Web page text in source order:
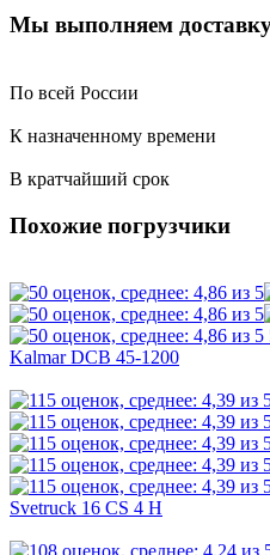
Мы выполняем
По всей России
К назначенному времени
В кратчайший срок
Похожие погрузчики
Kalmar DCB 45-1200
Svetruck 16 CS 4 H